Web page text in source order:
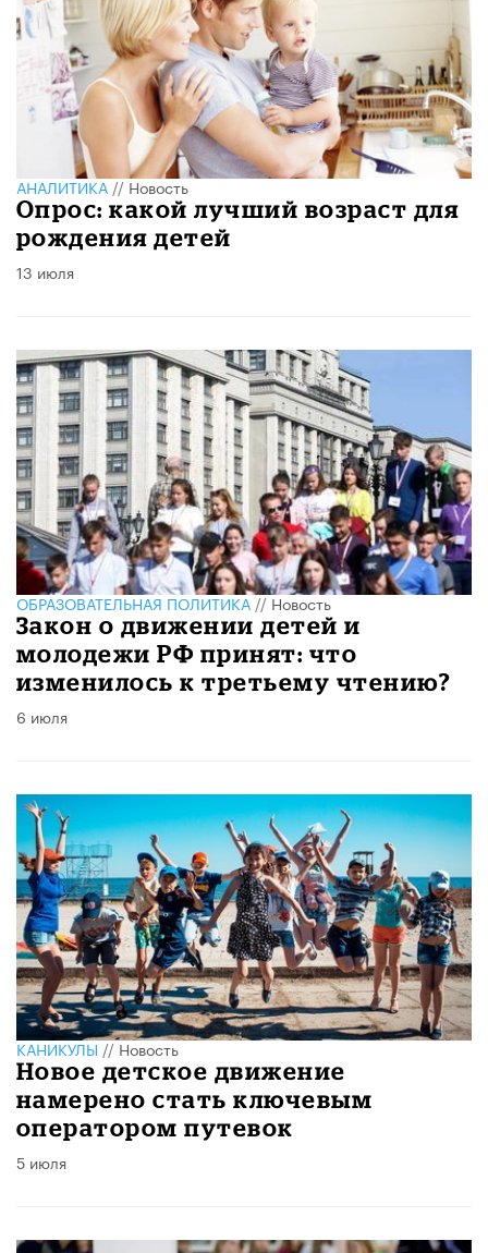
АНАЛИТИКА//Новость
Опрос: какой лучший возраст для
рождения детей
13 июля
ОБРАЗОВАТЕЛЬНАЯ ПОЛИТИКА//Новость
Закон о движении детей и
молодежи РФ принят: что
изменилось к третьему чтению?
6 июля
КАНИКУЛЫ//Новость
Новое детское движение
намерено стать ключевым
оператором путевок
5 июля